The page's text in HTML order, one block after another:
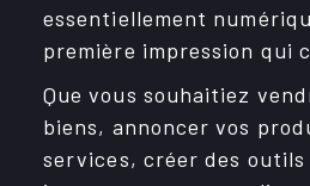
Construction
Environnement
essen­tiel­le­ment
première impres­sion qui
Que vous souhai­tiez
biens, annon­cer vos
services, créer des outils